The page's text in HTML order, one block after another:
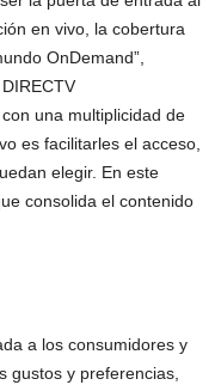
en vivo, la cobertura
OnDemand”,
una multiplicidad de
es facilitarles el acceso,
elegir. En este
consolida el contenido
a los consumidores y
gustos y preferencias,